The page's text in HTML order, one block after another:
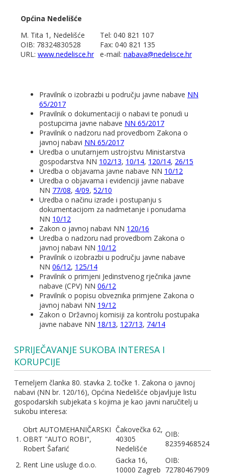
Općina Nedelišće
M. Tita 1, Nedelišće
OIB: 78324830528
URL: www.nedelisce.hr
Tel: 040 821 107
Fax: 040 821 135
e-mail: nabava@nedelisce.hr
Pravilnik o izobrazbi u području javne nabave NN
65/2017
Pravilnik o dokumentaciji o nabavi te ponudi u
postupcima javne nabave NN 65/2017
Pravilnik o nadzoru nad provedbom Zakona o
javnoj nabavi NN 65/2017
Uredba o unutarnjem ustrojstvu Ministarstva
gospodarstva NN 102/13, 10/14, 120/14, 26/15
Uredba o objavama javne nabave NN 10/12
Uredba o objavama i evidenciji javne nabave
NN 77/08, 4/09, 52/10
Uredba o načinu izrade i postupanju s
dokumentacijom za nadmetanje i ponudama
NN 10/12
Zakon o javnoj nabavi NN 120/16
Uredba o nadzoru nad provedbom Zakona o
javnoj nabavi NN 10/12
Pravilnik o izobrazbi u području javne nabave
NN 06/12, 125/14
Pravilnik o primjeni Jedinstvenog rječnika javne
nabave (CPV) NN 06/12
Pravilnik o popisu obveznika primjene Zakona o
javnoj nabavi NN 19/12
Zakon o Državnoj komisiji za kontrolu postupaka
javne nabave NN 18/13, 127/13, 74/14
SPRIJEČAVANJE SUKOBA INTERESA I
KORUPCIJE
Temeljem članka 80. stavka 2. točke 1. Zakona o javnoj
nabavi (NN br. 120/16), Općina Nedelišće objavljuje listu
gospodarskih subjekata s kojima je kao javni naručitelj u
sukobu interesa:
1.
Obrt AUTOMEHANIČARSKI
OBRT "AUTO ROBI",
Robert Šafarić
Čakovečka 62,
40305
Nedelišće
OIB:
82359468524
2. Rent Line usluge d.o.o.
Gacka 16,
10000 Zagreb
OIB:
72780467909